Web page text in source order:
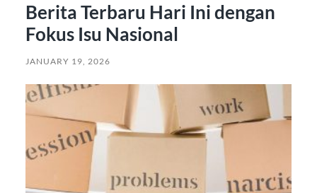
Berita Terbaru Hari Ini dengan
Fokus Isu Nasional
JANUARY 19, 2026